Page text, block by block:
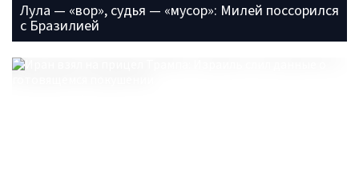
Лула — «вор», судья — «мусор»: Милей поссорился
с Бразилией